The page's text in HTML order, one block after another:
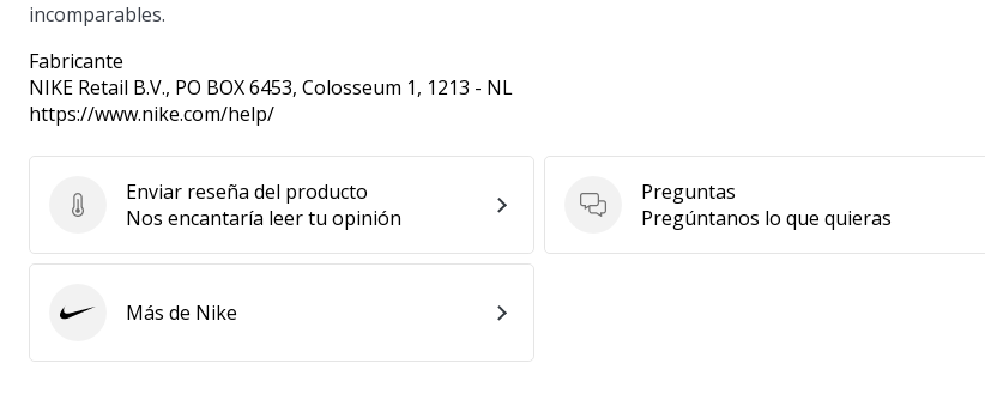
incomparables.
Fabricante
NIKE Retail B.V., PO BOX 6453, Colosseum 1, 1213 - NL
https://www.nike.com/help/
Enviar reseña del producto
Enviar reseña del producto
Nos encantaría leer tu opinión
Preguntas
Preguntas
Pregúntanos lo que quieras
Nike Más de Nike